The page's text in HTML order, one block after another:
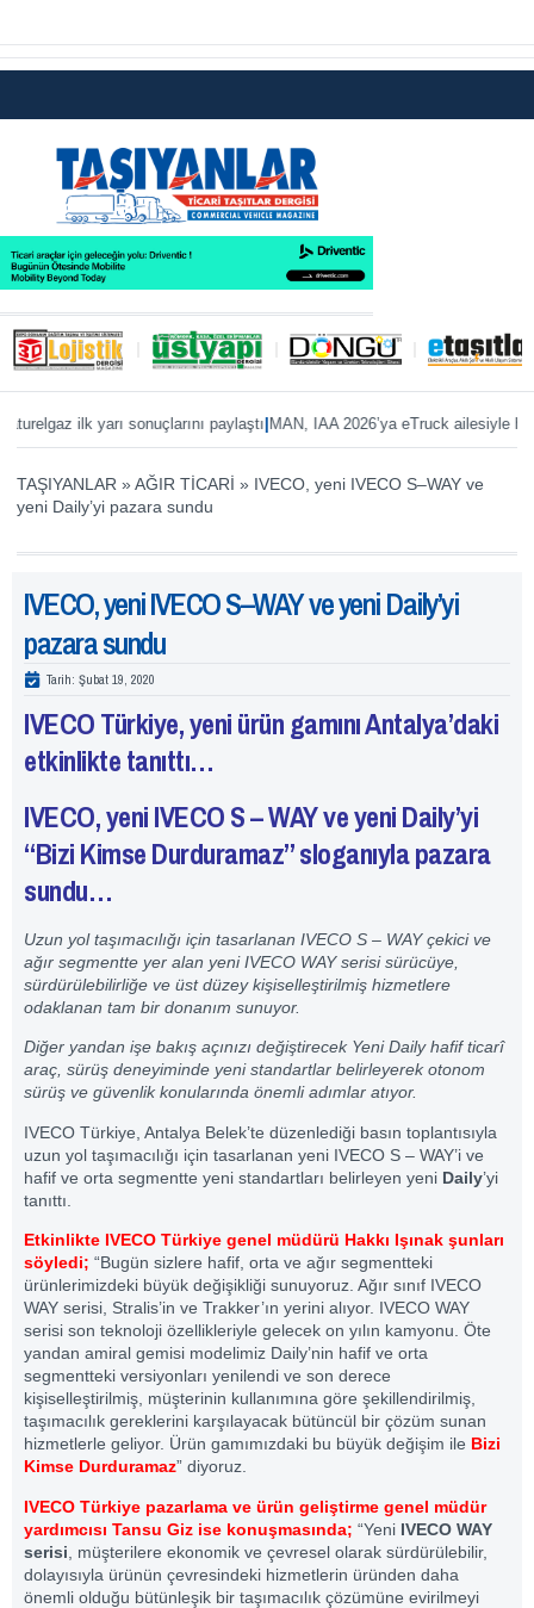
yarı sonuçlarını paylaştı|MAN, IAA 2026’ya eTruck ailesiyle hazır|ZF’den
TAŞIYANLAR »AĞIR TİCARİ » IVECO, yeni IVECO S–WAY ve
yeni Daily’yi pazara sundu
IVECO, yeni IVECO S–WAY ve yeni Daily’yi
pazara sundu
Tarih: Şubat 19, 2020
IVECO Türkiye, yeni ürün gamını Antalya’daki
etkinlikte tanıttı…
IVECO, yeni IVECO S – WAY ve yeni Daily’yi
“Bizi Kimse Durduramaz” sloganıyla pazara
sundu…
Uzun yol taşımacılığı için tasarlanan IVECO S – WAY çekici ve
ağır segmentte yer alan yeni IVECO WAY serisi sürücüye,
sürdürülebilirliğe ve üst düzey kişiselleştirilmiş hizmetlere
odaklanan tam bir donanım sunuyor.
Diğer yandan işe bakış açınızı değiştirecek Yeni Daily hafif ticarî
araç, sürüş deneyiminde yeni standartlar belirleyerek otonom
sürüş ve güvenlik konularında önemli adımlar atıyor.
IVECO Türkiye, Antalya Belek’te düzenlediği basın toplantısıyla
uzun yol taşımacılığı için tasarlanan yeni IVECO S – WAY’i ve
hafif ve orta segmentte yeni standartları belirleyen yeni Daily’yi
tanıttı.
Etkinlikte IVECO Türkiye genel müdürü Hakkı Işınak şunları
söyledi; “Bugün sizlere hafif, orta ve ağır segmentteki
ürünlerimizdeki büyük değişikliği sunuyoruz. Ağır sınıf IVECO
WAY serisi, Stralis’in ve Trakker’ın yerini alıyor. IVECO WAY
serisi son teknoloji özellikleriyle gelecek on yılın kamyonu. Öte
yandan amiral gemisi modelimiz Daily’nin hafif ve orta
segmentteki versiyonları yenilendi ve son derece
kişiselleştirilmiş, müşterinin kullanımına göre şekillendirilmiş,
taşımacılık gereklerini karşılayacak bütüncül bir çözüm sunan
hizmetlerle geliyor. Ürün gamımızdaki bu büyük değişim ile Bizi
Kimse Durduramaz” diyoruz.
IVECO Türkiye pazarlama ve ürün geliştirme genel müdür
yardımcısı Tansu Giz ise konuşmasında; “Yeni IVECO WAY
serisi , müşterilere ekonomik ve çevresel olarak sürdürülebilir,
dolayısıyla ürünün çevresindeki hizmetlerin üründen daha
önemli olduğu bütünleşik bir taşımacılık çözümüne evirilmeyi